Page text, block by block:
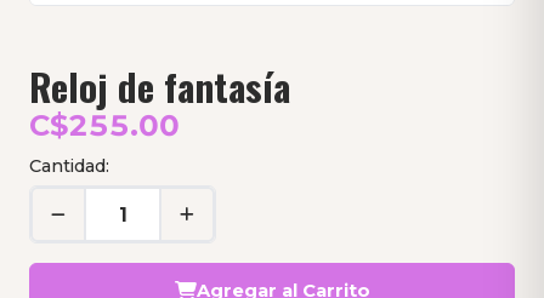
Reloj de fantasía
C$255.00
Cantidad:
Agregar al Carrito